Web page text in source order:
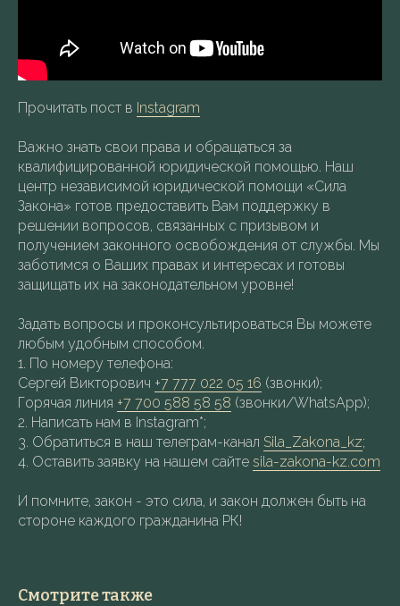
Прочитать пост в Instagram
Важно знать свои права и обращаться за
квалифицированной юридической помощью. Наш
центр независимой юридической помощи «Сила
Закона» готов предоставить Вам поддержку в
решении вопросов, связанных с призывом и
получением законного освобождения от службы. Мы
заботимся о Ваших правах и интересах и готовы
защищать их на законодательном уровне!
Задать вопросы и проконсультироваться Вы можете
любым удобным способом.
1.⁠ ⁠По номеру телефона:
Сергей Викторович +7 777 022 05 16 (звонки);
Горячая линия +7 700 588 58 58 (звонки/WhatsApp);
2.⁠ ⁠Написать нам в Instagram*;
3.⁠ ⁠Обратиться в наш телеграм-канал Sila_Zakona_kz;
4.⁠ ⁠Оставить заявку на нашем сайте sila-zakona-kz.com
И помните, закон - это сила, и закон должен быть на
стороне каждого гражданина РК!
Смотрите также